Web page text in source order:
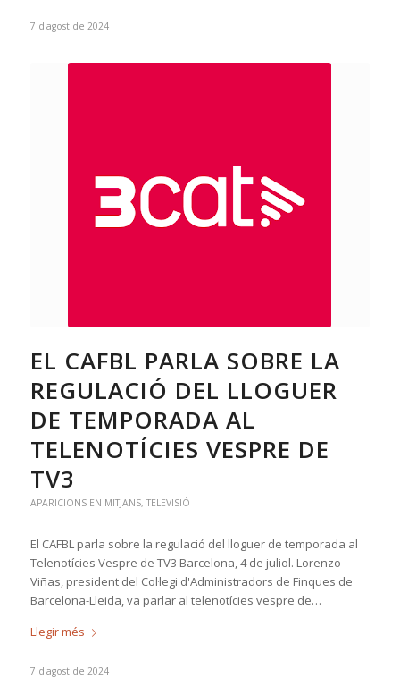
7 d'agost de 2024
EL CAFBL PARLA SOBRE LA
REGULACIÓ DEL LLOGUER
DE TEMPORADA AL
TELENOTÍCIES VESPRE DE
TV3
APARICIONS EN MITJANS, TELEVISIÓ
El CAFBL parla sobre la regulació del lloguer de temporada al
Telenotícies Vespre de TV3 Barcelona, 4 de juliol. Lorenzo
Viñas, president del Col·legi d'Administradors de Finques de
Barcelona-Lleida, va parlar al telenotícies vespre de…
Llegir més
7 d'agost de 2024